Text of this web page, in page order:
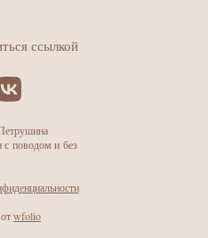
ссылкой
поводом и без
wfolio